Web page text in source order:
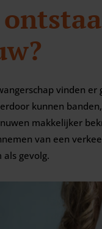
vinden
kunnen
makkelijker
van een
gevolg.